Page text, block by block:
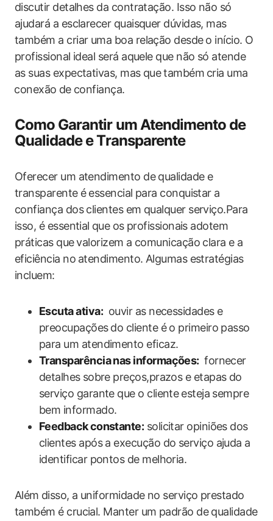
discutir detalhes da contratação.‌ Isso não‍ só
ajudará​ a esclarecer quaisquer dúvidas, mas⁤
também a criar uma boa relação desde⁣ o início. O ​
profissional ideal será aquele que não ​só atende
as suas ‍expectativas, ‌mas que⁣ também ⁣cria uma
⁤conexão ⁢de confiança.
Como Garantir​ um Atendimento‌ de
Qualidade‍ e Transparente
Oferecer um atendimento de qualidade e
transparente‌ é ⁢essencial para​ conquistar ⁢a
confiança dos clientes em qualquer serviço.Para⁢
isso, é essential⁤ que os profissionais adotem
práticas que ⁤valorizem a comunicação clara ‌e⁢ a
eficiência no ⁤atendimento. Algumas estratégias
incluem:
Escuta ativa:‌ ouvir as necessidades e‌
preocupações⁢ do cliente é o primeiro passo
para um atendimento ‌eficaz.
Transparência nas informações: ⁤ fornecer
detalhes⁢ sobre preços,prazos e‍ etapas do
serviço​ garante que o​ cliente ⁤esteja sempre
bem informado.
Feedback ⁤constante: solicitar opiniões dos​
clientes após a execução do serviço ajuda a
identificar pontos de melhoria.
Além⁢ disso, a uniformidade no serviço prestado⁣
também é crucial. Manter um padrão de qualidade